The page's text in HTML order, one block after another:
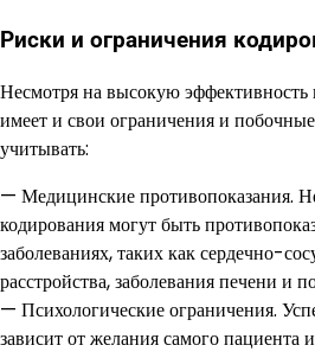
Риски и ограничения
Несмотря на высокую эффективность
имеет и свои ограничения и
учитывать:
— Медицинские противопоказания.
кодирования могут быть
заболеваниях, таких как сердечно-
расстройства, заболевания печени и
— Психологические ограничения.
зависит от желания самого пациента